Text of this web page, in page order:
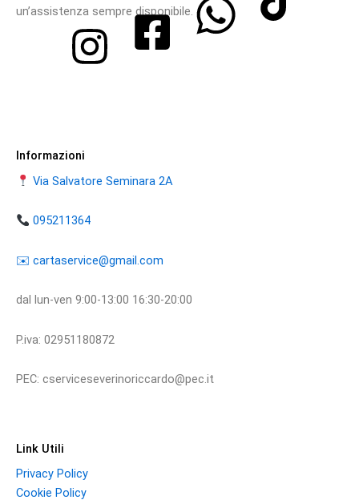
un’assistenza sempre disponibile.
Informazioni
Via Salvatore Seminara 2A
095211364
​​✉️ ​cartaservice@gmail.com
dal lun-ven 9:00-13:00 16:30-20:00
P.iva: 02951180872
PEC: cserviceseverinoriccardo@pec.it
Link Utili
Privacy Policy
Cookie Policy